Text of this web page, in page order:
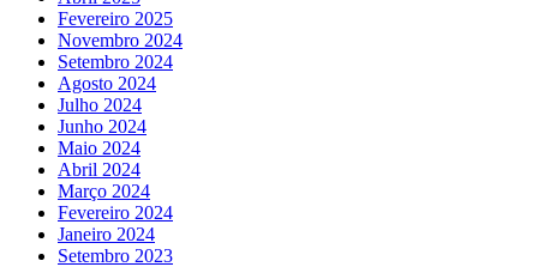
Fevereiro 2025
Novembro 2024
Setembro 2024
Agosto 2024
Julho 2024
Junho 2024
Maio 2024
Abril 2024
Março 2024
Fevereiro 2024
Janeiro 2024
Setembro 2023